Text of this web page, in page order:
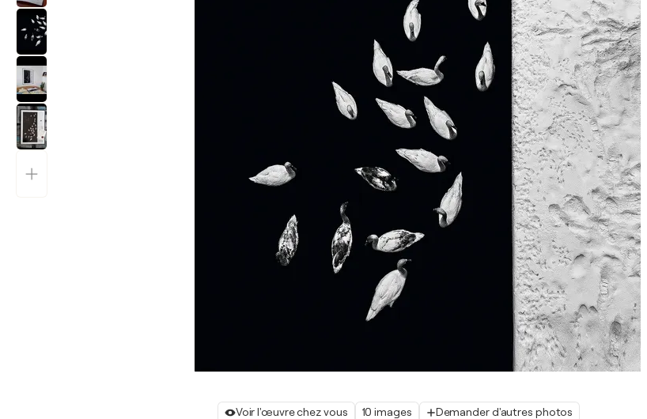
Voir l'œuvre chez vous 10 images Demander d'autres photos